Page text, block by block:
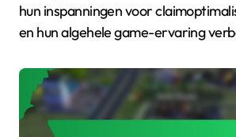
hun inspanningen voor
en hun algehele game-ervaring